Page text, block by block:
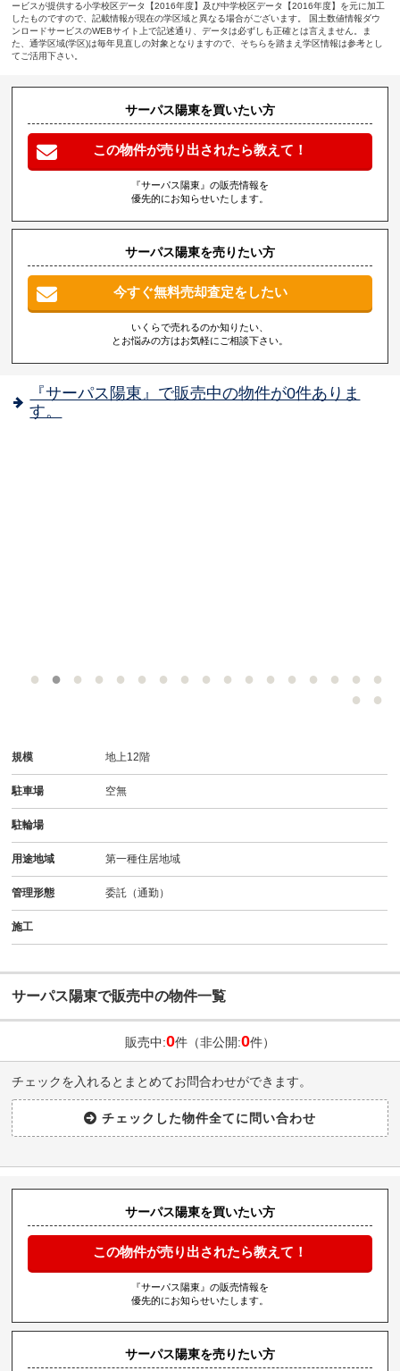
ービスが提供する小学校区データ【2016年度】及び中学校区データ【2016年度】を元に加工
したものですので、記載情報が現在の学区域と異なる場合がございます。 国土数値情報ダウ
ンロードサービスのWEBサイト上で記述通り、データは必ずしも正確とは言えません。ま
た、通学区域(学区)は毎年見直しの対象となりますので、そちらを踏まえ学区情報は参考とし
てご活用下さい。
サーパス陽東を買いたい方
この物件が売り出されたら教えて！
『サーパス陽東』の販売情報を
優先的にお知らせいたします。
サーパス陽東を売りたい方
今すぐ無料売却査定をしたい
いくらで売れるのか知りたい、
とお悩みの方はお気軽にご相談下さい。
『サーパス陽東』で販売中の物件が0件ありま
す。
規模 地上12階
駐車場 空無
駐輪場
用途地域 第一種住居地域
管理形態 委託（通勤）
施工
サーパス陽東で販売中の物件一覧
販売中:0件（非公開:0件）
チェックを入れるとまとめてお問合わせができます。
サーパス陽東を買いたい方
この物件が売り出されたら教えて！
『サーパス陽東』の販売情報を
優先的にお知らせいたします。
サーパス陽東を売りたい方